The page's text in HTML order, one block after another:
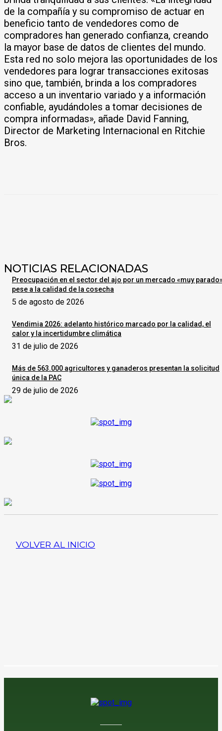
de la compañía y su compromiso de actuar en
beneficio tanto de vendedores como de
compradores han generado confianza, creando
la mayor base de datos de clientes del mundo.
Esta red no solo mejora las oportunidades de los
vendedores para lograr transacciones exitosas
sino que, también, brinda a los compradores
acceso a un inventario variado y a información
confiable, ayudándoles a tomar decisiones de
compra informadas», añade David Fanning,
Director de Marketing Internacional en Ritchie
Bros.
NOTICIAS RELACIONADAS
Preocupación en el sector del ajo por un mercado «muy
pese a la calidad de la cosecha
5 de agosto de 2026
Vendimia 2026: adelanto histórico marcado por la calidad, el
calor y la incertidumbre climática
31 de julio de 2026
Más de 563.000 agricultores y ganaderos presentan la solicitud
única de la PAC
29 de julio de 2026
VOLVER AL INICIO